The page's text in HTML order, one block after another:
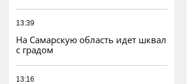
13:39
На Самарскую область идет шквал
с градом
13:16